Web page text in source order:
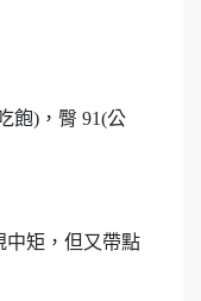
飽)，臀 91(公
中矩，但又帶點